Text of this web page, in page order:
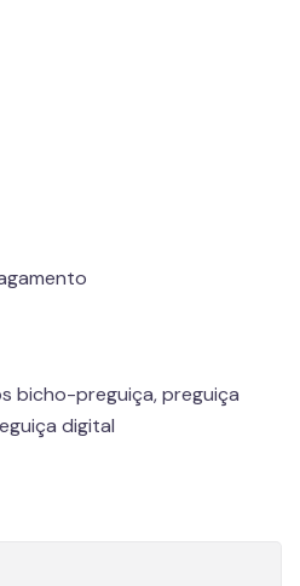
bicho-preguiça, preguiça
digital